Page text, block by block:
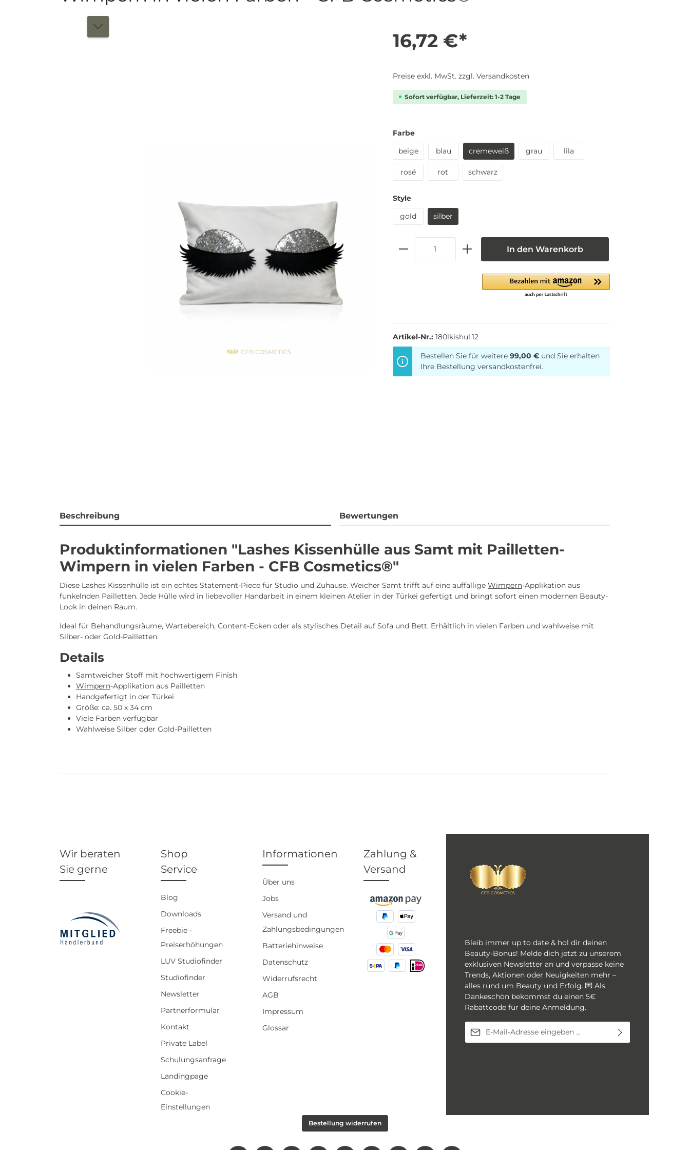
16,72 €*
Preise exkl. MwSt. zzgl. Versandkosten
Sofort verfügbar, Lieferzeit: 1-2 Tage
Farbe
beige
blau cremeweiß grau lila
rosé rot schwarz
Style
gold
silber
In den Warenkorb
Artikel-Nr.: 180lkishul.12
Bestellen Sie für weitere 99,00 €und Sie erhalten
Ihre Bestellung versandkostenfrei.
Beschreibung Bewertungen
Produktinformationen "Lashes Kissenhülle aus Samt mit Pailletten-
Wimpern in vielen Farben - CFB Cosmetics®"
Diese Lashes Kissenhülle ist ein echtes Statement-Piece für Studio und Zuhause. Weicher Samt trifft auf eine auffällige Wimpern-Applikation aus
funkelnden Pailletten. Jede Hülle wird in liebevoller Handarbeit in einem kleinen Atelier in der Türkei gefertigt und bringt sofort einen modernen Beauty-
Look in deinen Raum.
Ideal für Behandlungsräume, Wartebereich, Content-Ecken oder als stylisches Detail auf Sofa und Bett. Erhältlich in vielen Farben und wahlweise mit
Silber- oder Gold-Pailletten.
Details
Samtweicher Stoff mit hochwertigem Finish
Wimpern-Applikation aus Pailletten
Handgefertigt in der Türkei
Größe: ca. 50 x 34 cm
Viele Farben verfügbar
Wahlweise Silber oder Gold-Pailletten
Bleib immer up to date & hol dir deinen
Beauty-Bonus! Melde dich jetzt zu unserem
exklusiven Newsletter an und verpasse keine
Trends, Aktionen oder Neuigkeiten mehr –
alles rund um Beauty und Erfolg. 💌 Als
Dankeschön bekommst du einen 5€
Rabattcode für deine Anmeldung.
E-Mail-Adresse*
Wir beraten
Sie gerne
Shop
Service
Blog
Downloads
Freebie -
Preiserhöhungen
LUV Studiofinder
Studiofinder
Newsletter
Partnerformular
Kontakt
Private Label
Schulungsanfrage
Landingpage
Cookie-
Einstellungen
Informationen
Über uns
Jobs
Versand und
Zahlungsbedingungen
Batteriehinweise
Datenschutz
Widerrufsrecht
AGB
Impressum
Glossar
Zahlung &
Versand
Bestellung widerrufen